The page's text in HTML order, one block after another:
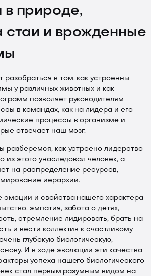
природе,
стаи и врожденные
разобраться в том, как устроенны
у различных животных и как
позволяет руководителям
в командах, как на лидера и его
процессы в организме и
отвечает наш мозг.
разберемся, как устроено лидерство
из этого унаследовал человек, а
на распределение ресурсов,
иерархии.
эмоции и свойства нашего характера
эмпатия, забота о детях,
стремление лидировать, брать на
и вести коллектив к счастливому
глубокую биологическую,
И в ходе эволюции эти качества
успеха нашего биологического
стал первым разумным видом на